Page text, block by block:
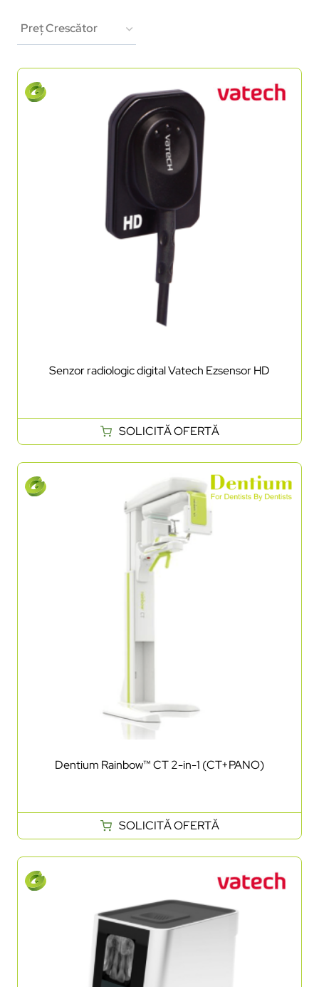
Senzor radiologic digital Vatech Ezsensor HD
SOLICITĂ OFERTĂ
Dentium Rainbow™ CT 2-in-1 (CT+PANO)
SOLICITĂ OFERTĂ